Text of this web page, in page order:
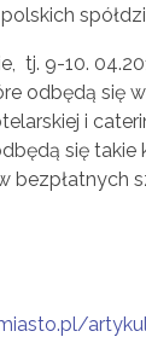
tj. 9-10.
odbędą się
i
się takie
bezpłatnych